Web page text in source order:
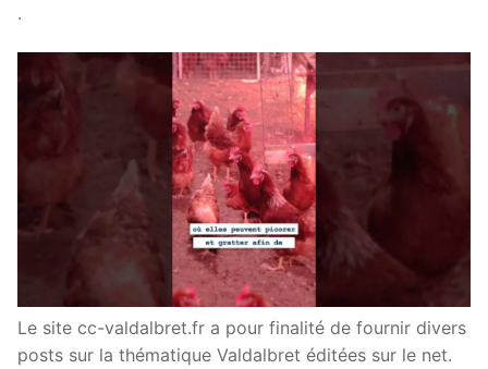
.
Le site cc-valdalbret.fr a pour finalité de fournir divers
posts sur la thématique Valdalbret éditées sur le net.